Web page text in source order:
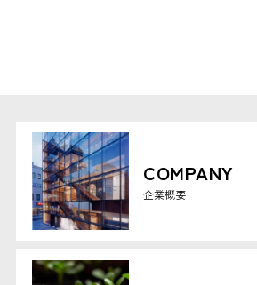
COMPANY
企業概要